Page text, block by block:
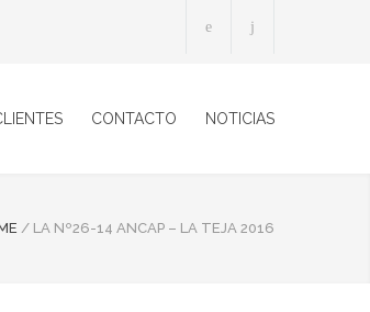
CONTACTO NOTICIAS
/ LA Nº26-14 ANCAP – LA TEJA 2016